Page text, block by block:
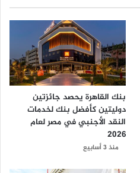
بنك القاهرة يحصد جائزتين
دوليتين كأفضل بنك لخدمات
النقد الأجنبي في مصر لعام
2026
منذ 3 أسابيع